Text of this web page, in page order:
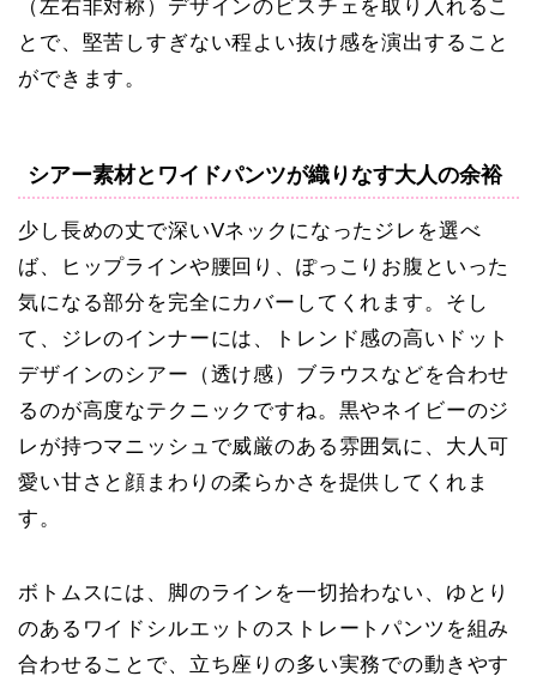
（左右非対称）デザインのビスチェを取り入れるこ
とで、堅苦しすぎない程よい抜け感を演出すること
ができます。
シアー素材とワイドパンツが織りなす大人の余裕
少し長めの丈で深いVネックになったジレを選べ
ば、ヒップラインや腰回り、ぽっこりお腹といった
気になる部分を完全にカバーしてくれます。そし
て、ジレのインナーには、
トレンド感の高いドット
デザインのシアー（透け感）ブラウス などを合わせ
るのが高度なテクニックですね。黒やネイビーのジ
レが持つマニッシュで威厳のある雰囲気に、大人可
愛い甘さと顔まわりの柔らかさを提供してくれま
す。
ボトムスには、脚のラインを一切拾わない、ゆとり
のあるワイドシルエットのストレートパンツを組み
合わせることで、立ち座りの多い実務での動きやす